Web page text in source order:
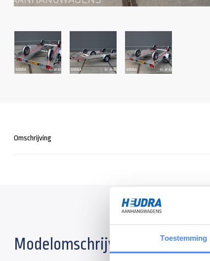
Toestemming
Omschrijving
Modelomschrijving